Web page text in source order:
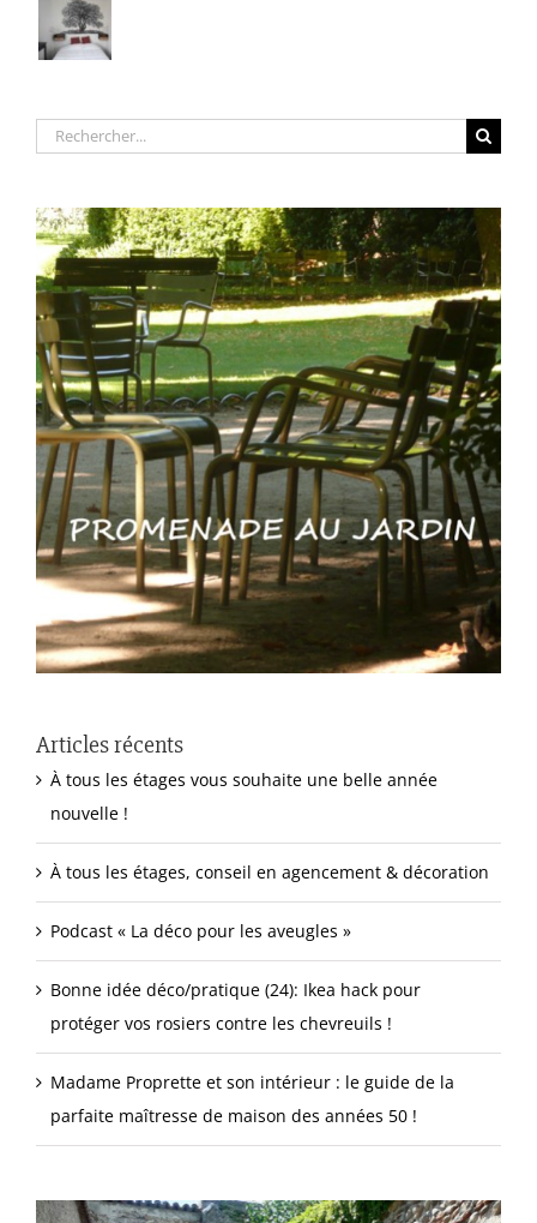
Rechercher:
Articles récents
À tous les étages vous souhaite une belle année
nouvelle !
À tous les étages, conseil en agencement & décoration
Podcast « La déco pour les aveugles »
Bonne idée déco/pratique (24): Ikea hack pour
protéger vos rosiers contre les chevreuils !
Madame Proprette et son intérieur : le guide de la
parfaite maîtresse de maison des années 50 !